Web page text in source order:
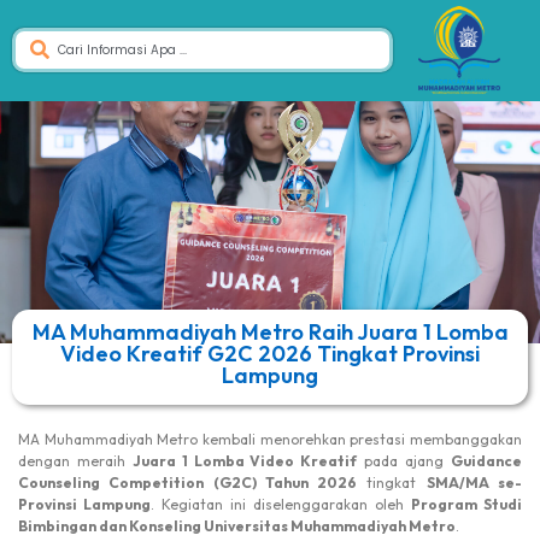
MA Muhammadiyah Metro Raih Juara 1 Lomba
Video Kreatif G2C 2026 Tingkat Provinsi
Lampung
MA Muhammadiyah Metro kembali menorehkan prestasi membanggakan
dengan meraih Juara 1 Lomba Video Kreatif pada ajang Guidance
Counseling Competition (G2C) Tahun 2026 tingkat SMA/MA se-
Provinsi Lampung . Kegiatan ini diselenggarakan oleh Program Studi
Bimbingan dan Konseling Universitas Muhammadiyah Metro